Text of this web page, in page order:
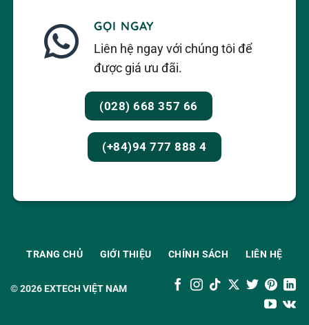
GỌI NGAY
Liên hệ ngay với chúng tôi để
được giá ưu đãi.
(028) 668 357 66
(+84)94 777 888 4
© 2026EXTECH VIỆT NAM
TRANG CHỦ GIỚI THIỆU CHÍNH SÁCH LIÊN HỆ